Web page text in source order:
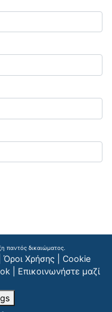
παντός δικαιώματος.
Όροι Χρήσης
Cookie
Επικοινωνήστε μαζί